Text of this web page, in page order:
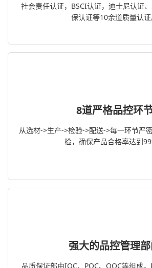
社会责任认证，BSCI认证，迪士尼认证
保认证等10余道质量认证
8道严格品控环
从选材->生产->检验->配送->每一环节严
检，确保产品合格率达到
强大的品控管理
品质保证部由IQC、PQC、OQC等组成